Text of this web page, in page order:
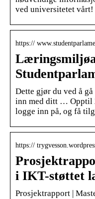
ved universitetet vårt!
https://
Dette gjør du ved å
inn med ditt … Opptil
logge inn på, og få
https://
i IKT-støttet
Prosjektrapport |